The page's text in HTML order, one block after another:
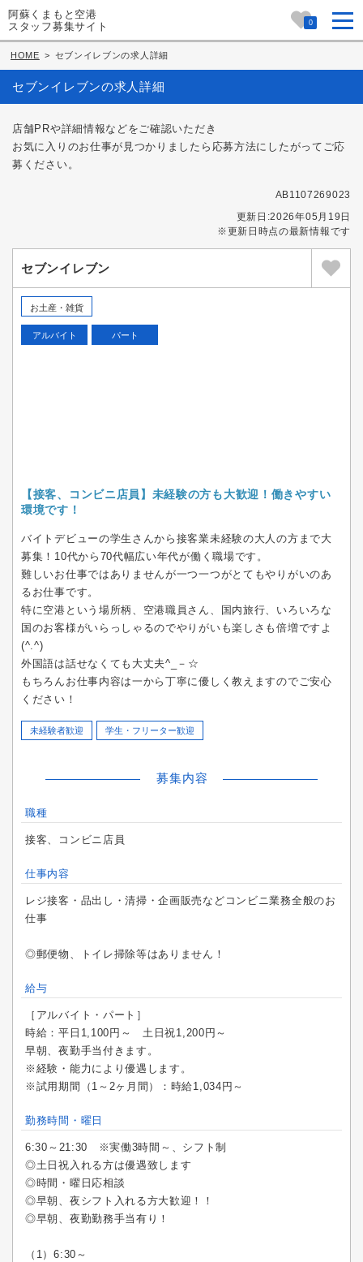
阿蘇くまもと空港
スタッフ募集サイト
0
HOME > セブンイレブンの求人詳細
セブンイレブンの求人詳細
店舗PRや詳細情報などをご確認いただき
お気に入りのお仕事が見つかりましたら応募方法にしたがってご応
募ください。
AB1107269023
更新日:2026年05月19日
※更新日時点の最新情報です
セブンイレブン
お土産・雑貨
アルバイト パート
【接客、コンビニ店員】未経験の方も大歓迎！働きやすい
環境です！
バイトデビューの学生さんから接客業未経験の大人の方まで大
募集！10代から70代幅広い年代が働く職場です。
難しいお仕事ではありませんが一つ一つがとてもやりがいのあ
るお仕事です。
特に空港という場所柄、空港職員さん、国内旅行、いろいろな
国のお客様がいらっしゃるのでやりがいも楽しさも倍増ですよ
(^.^)
外国語は話せなくても大丈夫^_－☆
もちろんお仕事内容は一から丁寧に優しく教えますのでご安心
ください！
未経験者歓迎 学生・フリーター歓迎
募集内容
職種
接客、コンビニ店員
仕事内容
レジ接客・品出し・清掃・企画販売などコンビニ業務全般のお
仕事
◎郵便物、トイレ掃除等はありません！
給与
［アルバイト・パート］
時給：平日1,100円～ 土日祝1,200円～
早朝、夜勤手当付きます。
※経験・能力により優遇します。
※試用期間（1～2ヶ月間）：時給1,034円～
勤務時間・曜日
6:30～21:30 ※実働3時間～、シフト制
◎土日祝入れる方は優遇致します
◎時間・曜日応相談
◎早朝、夜シフト入れる方大歓迎！！
◎早朝、夜勤勤務手当有り！
（1）6:30～